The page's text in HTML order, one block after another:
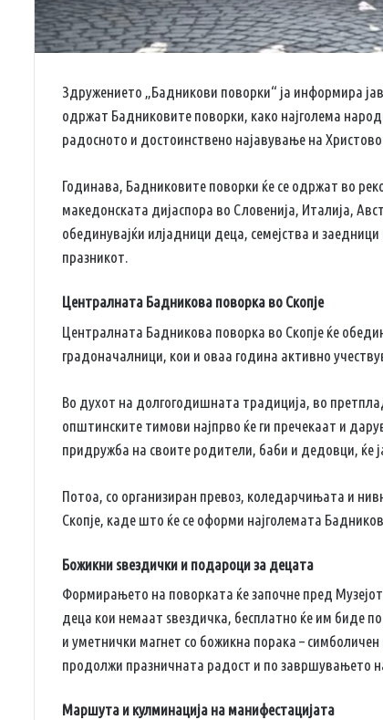
Здружението „Бадникови поворки“ ја информира
одржат Бадниковите поворки, како најголема
радосното и достоинствено најавување на
Годинава, Бадниковите поворки ќе се одржат во
македонската дијаспора во Словенија, Италија,
обединувајќи илјадници деца, семејства и
празникот.
Централната Бадникова поворка во Скопје
Централната Бадникова поворка во Скопје ќе
градоначалници, кои и оваа година активно
Во духот на долгогодишната традиција, во
општинските тимови најпрво ќе ги пречекаат и
придружба на своите родители, баби и дедовци, ќе
Потоа, со организиран превоз, коледарчињата и
Скопје, каде што ќе се оформи најголемата
Божикни ѕвездички и подароци за децата
Формирањето на поворката ќе започне пред
деца кои немаат ѕвездичка, бесплатно ќе им биде
и уметнички магнет со божикна порака –
продолжи празничната радост и по завршувањето
Маршута и кулминација на манифестацијата